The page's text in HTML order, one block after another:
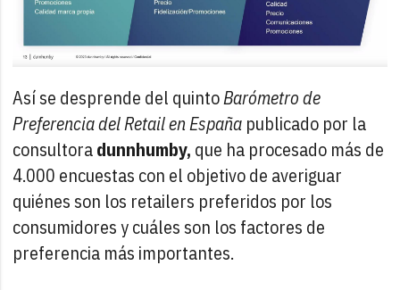
Así se desprende del quintoBarómetro de
Preferencia del Retail en España publicado por la
consultoradunnhumby, que ha procesado más de
4.000 encuestas con el objetivo de averiguar
quiénes son los retailers preferidos por los
consumidores y cuáles son los factores de
preferencia más importantes.